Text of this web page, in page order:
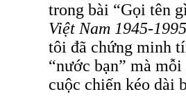
trong bài “Gọi tên
Việt Nam 1945-
tôi đã chứng minh
“nước bạn” mà
cuộc chiến kéo dài